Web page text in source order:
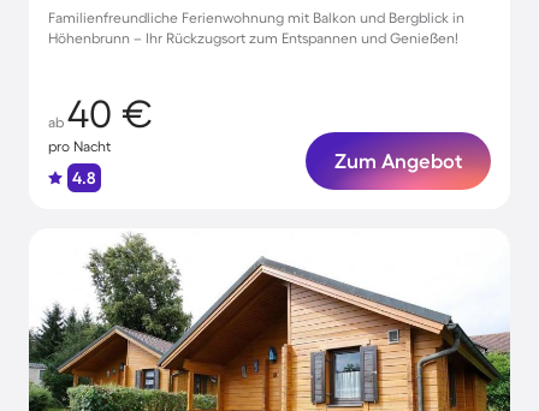
Familienfreundliche Ferienwohnung mit Balkon und Bergblick in
Höhenbrunn – Ihr Rückzugsort zum Entspannen und Genießen!
ab 40 €
pro Nacht
4.8
Zum Angebot